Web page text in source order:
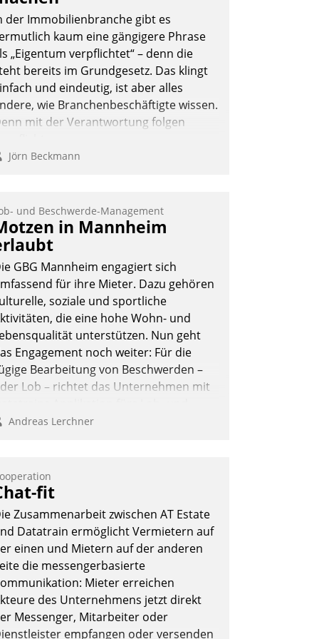
Nadja Hußmann
der Immobilienbranche gibt es
kaum eine gängigere Phrase
„Eigentum verpflichtet“ – denn die
bereits im Grundgesetz. Das klingt
und eindeutig, ist aber alles
wie Branchenbeschäftigte wissen.
mit der Verantwortung folgen
Jörn Beckmann
und Beschwerde-Management
in Mannheim
GBG Mannheim engagiert sich
für ihre Mieter. Dazu gehören
soziale und sportliche
die eine hohe Wohn- und
unterstützen. Nun geht
Engagement noch weiter: Für die
Bearbeitung von Beschwerden –
Lob – richtet das Unternehmen mit
Management einen eigenen
Andreas Lerchner
fit
Zusammenarbeit zwischen AT Estate
Datatrain ermöglicht Vermietern auf
einen und Mietern auf der anderen
die messengerbasierte
Mieter erreichen
des Unternehmens jetzt direkt
Messenger, Mitarbeiter oder
empfangen oder versenden